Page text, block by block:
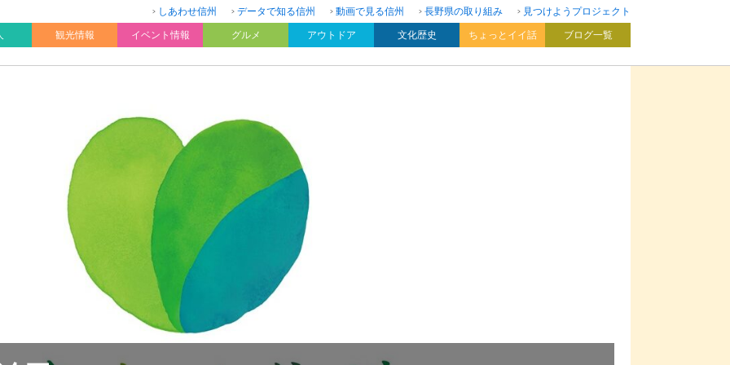
しあわせ信州 データで知る信州 動画で見る信州 長野県の取り組み
見つけようプロジェクト
観光情報 イベント情報 グルメ アウトドア 文化歴史 ちょっとイイ話 ブログ一覧